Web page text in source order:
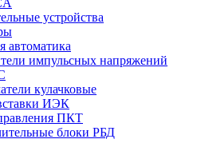
устройства
автоматика
импульсных напряжений
кулачковые
ИЭК
ПКТ
блоки РБД